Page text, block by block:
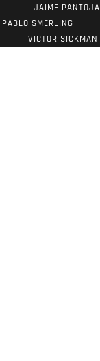
JAIME PANTOJA
PABLO SMERLING
VICTOR SICKMAN